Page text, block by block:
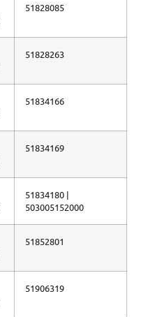
51828085
51828263
51834166
51834169
51834180 |
503005152000
51852801
51906319